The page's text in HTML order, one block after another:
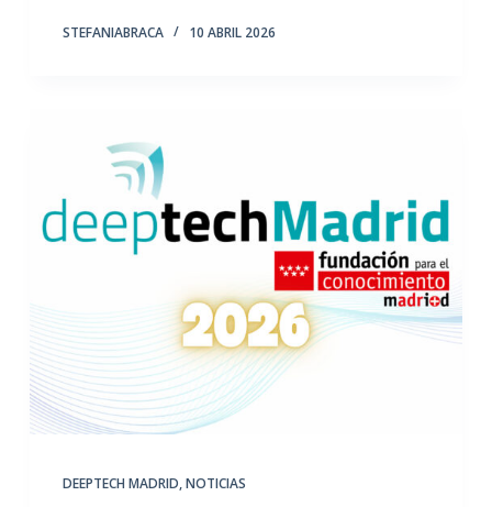
STEFANIABRACA 10 ABRIL 2026
DEEPTECH MADRID,NOTICIAS